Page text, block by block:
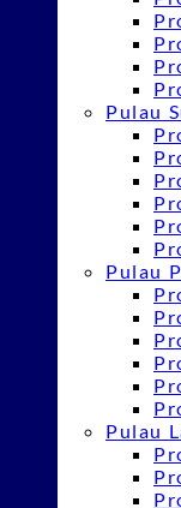
Pulau
Pulau
Pulau